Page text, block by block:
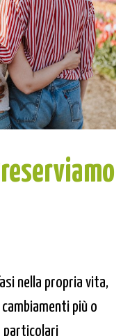
nella propria vita,
più o
particolari